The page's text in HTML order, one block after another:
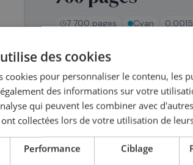
7 700 pages Cyan
Expédié le jour même —
Coût par impression :
Complétez la sérieGI-41
des cookies
cookies pour personnaliser le contenu, les
des informations sur votre
qui peuvent les combiner avec
collectées lors de votre utilisation de
Performance Ciblage